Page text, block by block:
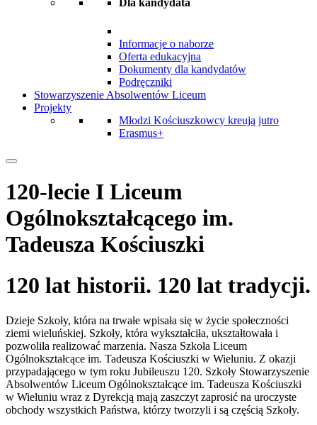
Dla kandydata
Informacje o naborze
Oferta edukacyjna
Dokumenty dla kandydatów
Podręczniki
Stowarzyszenie Absolwentów Liceum
Projekty
Młodzi Kościuszkowcy kreują jutro
Erasmus+
120-lecie I Liceum
Ogólnokształcącego im.
Tadeusza Kościuszki
120 lat historii. 120 lat tradycji.
Dzieje Szkoły, która na trwałe wpisała się w życie społeczności
ziemi wieluńskiej. Szkoły, która wykształciła, ukształtowała i
pozwoliła realizować marzenia. Nasza Szkoła Liceum
Ogólnokształcące im. Tadeusza Kościuszki w Wieluniu. Z okazji
przypadającego w tym roku Jubileuszu 120. Szkoły Stowarzyszenie
Absolwentów Liceum Ogólnokształcące im. Tadeusza Kościuszki
w Wieluniu wraz z Dyrekcją mają zaszczyt zaprosić na uroczyste
obchody wszystkich Państwa, którzy tworzyli i są częścią Szkoły.